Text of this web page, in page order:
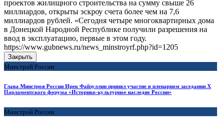
проектов жилищного строительства на сумму свыше 26
миллиардов, открыты эскроу счета более чем на 7,6
миллиардов рублей. «Сегодня четыре многоквартирных дома
в Донецкой Народной Республике получили разрешения на
ввод в эксплуатацию, первые в этом году.
https://www.gubnews.ru/news_minstroyrf.php?id=1205
Закрыть
Минстрой России
Глава Минстроя России Ирек Файзуллин принял участие в пленарном заседании X
Парламентского форума «Историко-культурное наследие России»
Минстрой России